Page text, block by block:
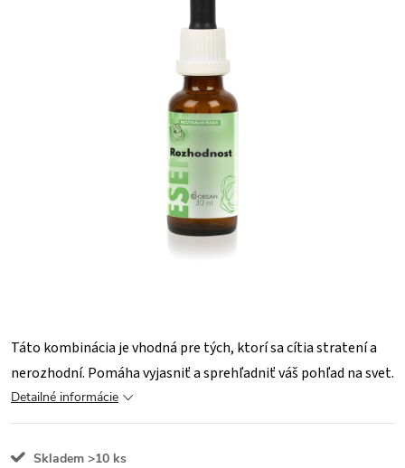
Táto kombinácia je vhodná pre tých, ktorí sa cítia stratení a
nerozhodní. Pomáha vyjasniť a sprehľadniť váš pohľad na svet.
Detailné informácie
Skladem >10 ks